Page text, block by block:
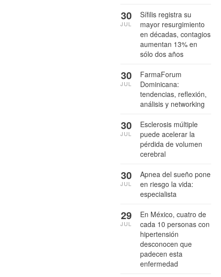
Sífilis registra su
mayor resurgimiento
en décadas, contagios
aumentan 13% en
sólo dos años
30
JUL
FarmaForum
Dominicana:
tendencias, reflexión,
análisis y networking
30
JUL
Esclerosis múltiple
puede acelerar la
pérdida de volumen
cerebral
30
JUL
Apnea del sueño pone
en riesgo la vida:
especialista
30
JUL
En México, cuatro de
cada 10 personas con
hipertensión
desconocen que
padecen esta
enfermedad
29
JUL